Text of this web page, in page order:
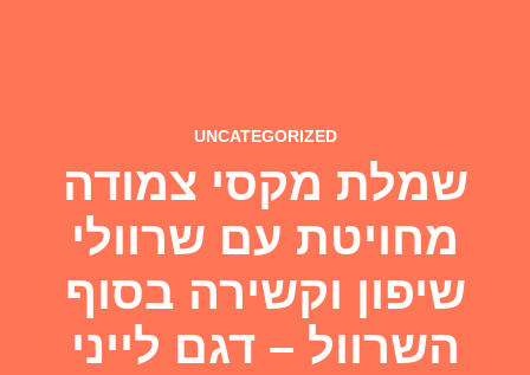
UNCATEGORIZED
שמלת מקסי צמודה
מחויטת עם שרוולי
שיפון וקשירה בסוף
השרוול – דגם לייני